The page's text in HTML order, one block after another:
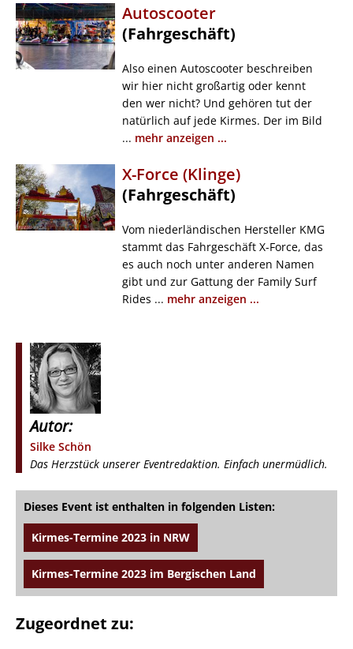
Autoscooter
(Fahrgeschäft)
Also einen Autoscooter beschreiben
wir hier nicht großartig oder kennt
den wer nicht? Und gehören tut der
natürlich auf jede Kirmes. Der im Bild
... mehr anzeigen ...
X-Force (Klinge)
(Fahrgeschäft)
Vom niederländischen Hersteller KMG
stammt das Fahrgeschäft X-Force, das
es auch noch unter anderen Namen
gibt und zur Gattung der Family Surf
Rides ... mehr anzeigen ...
Autor:
Silke Schön
Das Herzstück unserer Eventredaktion. Einfach unermüdlich.
Dieses Event ist enthalten in folgenden Listen:
Kirmes-Termine 2023 in NRW
Kirmes-Termine 2023 im Bergischen Land
Zugeordnet zu: